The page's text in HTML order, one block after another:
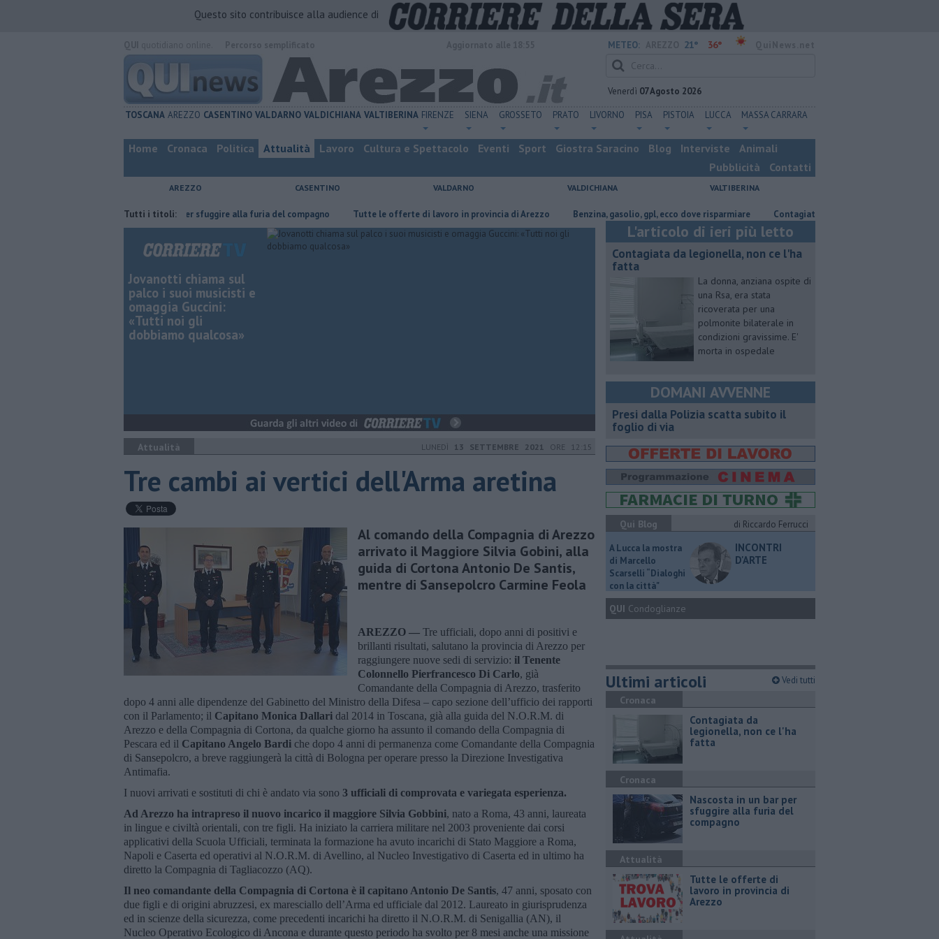
Questo sito contribuisce alla audience di
METEO: 21° 36°
Venerdì 07 Agosto 2026
TOSCANA AREZZO CASENTINO VALDARNO VALDICHIANA VALTIBERINA FIRENZE SIENA GROSSETO PRATO LIVORNO PISA PISTOIA LUCCA MASSA CARRARA
Home Cronaca Politica Attualità Lavoro Cultura e Spettacolo Eventi Sport Giostra Saracino Blog Interviste
Animali
Pubblicità
Contatti
AREZZO CASENTINO VALDARNO VALDICHIANA VALTIBERINA
Tutti i titoli:
Nascosta in un bar per sfuggire alla furia del compagno ​Tutte le offerte di lavoro in provincia di Arezzo ​Benzina, gasolio, gpl, ecco dove risparmiare Contagiata da legionella, non ce l'ha fatta
Jovanotti chiama sul
palco i suoi musicisti e
omaggia Guccini:
«Tutti noi gli
dobbiamo qualcosa»
Attualità LUNEDÌ 13 SETTEMBRE 2021 ORE 12:15
Tre cambi ai vertici dell'Arma aretina
Al comando della Compagnia di Arezzo
arrivato il Maggiore Silvia Gobini, alla
guida di Cortona Antonio De Santis,
mentre di Sansepolcro Carmine Feola
AREZZO — Tre ufficiali, dopo anni di positivi e
brillanti risultati, salutano la provincia di Arezzo per
raggiungere nuove sedi di servizio: il Tenente
Colonnello Pierfrancesco Di Carlo, già
Comandante della Compagnia di Arezzo, trasferito
dopo 4 anni alle dipendenze del Gabinetto del Ministro della Difesa – capo sezione dell’ufficio dei rapporti
con il Parlamento; il Capitano Monica Dallari dal 2014 in Toscana, già alla guida del N.O.R.M. di
Arezzo e della Compagnia di Cortona, da qualche giorno ha assunto il comando della Compagnia di
Pescara ed il Capitano Angelo Bardi che dopo 4 anni di permanenza come Comandante della Compagnia
di Sansepolcro, a breve raggiungerà la città di Bologna per operare presso la Direzione Investigativa
Antimafia.
I nuovi arrivati e sostituti di chi è andato via sono 3 ufficiali di comprovata e variegata esperienza.
Ad Arezzo ha intrapreso il nuovo incarico il maggiore Silvia Gobbini, nato a Roma, 43 anni, laureata
in lingue e civiltà orientali, con tre figli. Ha iniziato la carriera militare nel 2003 proveniente dai corsi
applicativi della Scuola Ufficiali, terminata la formazione ha avuto incarichi di Stato Maggiore a Roma,
Napoli e Caserta ed operativi al N.O.R.M. di Avellino, al Nucleo Investigativo di Caserta ed in ultimo ha
diretto la Compagnia di Tagliacozzo (AQ).
Il neo comandante della Compagnia di Cortona è il capitano Antonio De Santis, 47 anni, sposato con
due figli e di origini abruzzesi, ex maresciallo dell’Arma ed ufficiale dal 2012. Laureato in giurisprudenza
ed in scienze della sicurezza, come precedenti incarichi ha diretto il N.O.R.M. di Senigallia (AN), il
Nucleo Operativo Ecologico di Ancona e durante questo periodo ha svolto per 8 mesi anche una missione
L'articolo di ieri più letto
Contagiata da legionella, non ce l'ha
fatta
La donna, anziana ospite di
una Rsa, era stata
ricoverata per una
polmonite bilaterale in
condizioni gravissime. E'
morta in ospedale
DOMANI AVVENNE
Presi dalla Polizia scatta subito il
foglio di via
Qui Blog
di Riccardo Ferrucci
A Lucca la mostra
di Marcello
Scarselli “Dialoghi
con la città"
INCONTRI
D'ARTE
QUI Condoglianze
Ultimi articoli Vedi tutti
Cronaca
Contagiata da
legionella, non ce l'ha
fatta
Cronaca
Nascosta in un bar per
sfuggire alla furia del
compagno
Attualità
​Tutte le offerte di
lavoro in provincia di
Arezzo